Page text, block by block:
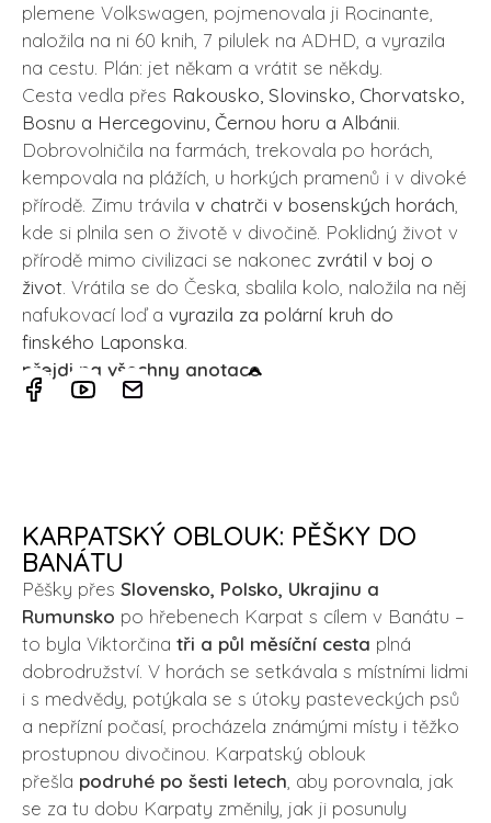
plemene Volkswagen, pojmenovala ji Rocinante,
naložila na ni 60 knih, 7 pilulek na ADHD, a vyrazila
na cestu. Plán: jet někam a vrátit se někdy.
Cesta vedla přes Rakousko, Slovinsko, Chorvatsko,
Bosnu a Hercegovinu, Černou horu a Albánii
Dobrovolničila na farmách, trekovala po horách,
kempovala na plážích, u horkých pramenů i v divoké
přírodě. Zimu trávila v chatrči v bosenských horách
kde si plnila sen o životě v divočině. Poklidný život v
přírodě mimo civilizaci se nakonec zvrátil v boj o
život . Vrátila se do Česka, sbalila kolo, naložila na něj
nafukovací loď a vyrazila za polární kruh do
finského Laponska
přejdi na všechny anotace
KARPATSKÝ OBLOUK: PĚŠKY DO
BANÁTU
Pěšky přes Slovensko, Polsko, Ukrajinu a
Rumunsko po hřebenech Karpat s cílem v Banátu –
to byla Viktorčina tři a půl měsíční cesta plná
dobrodružství. V horách se setkávala s místními lidmi
i s medvědy, potýkala se s útoky pasteveckých psů
a nepřízní počasí, procházela známými místy i těžko
prostupnou divočinou. Karpatský oblouk
přešla podruhé po šesti letech, aby porovnala, jak
se za tu dobu Karpaty změnily, jak ji posunuly